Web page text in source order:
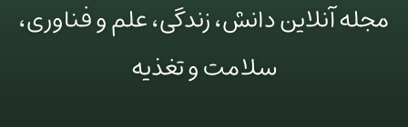
مجله آنلاین دانش، زندگی، علم و فناوری،
سلامت و تغذیه